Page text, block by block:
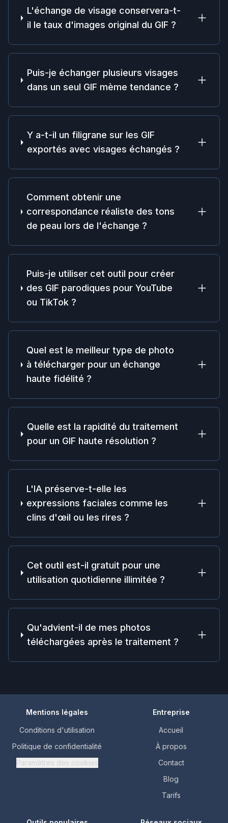
L'échange de visage conservera-t-
il le taux d'images original du GIF ?
Puis-je échanger plusieurs visages
dans un seul GIF mème tendance ?
Y a-t-il un filigrane sur les GIF
exportés avec visages échangés ?
Comment obtenir une
correspondance réaliste des tons
de peau lors de l'échange ?
Puis-je utiliser cet outil pour créer
des GIF parodiques pour YouTube
ou TikTok ?
Quel est le meilleur type de photo
à télécharger pour un échange
haute fidélité ?
Quelle est la rapidité du traitement
pour un GIF haute résolution ?
L'IA préserve-t-elle les
expressions faciales comme les
clins d'œil ou les rires ?
Cet outil est-il gratuit pour une
utilisation quotidienne illimitée ?
Qu'advient-il de mes photos
téléchargées après le traitement ?
Mentions légales
Conditions d'utilisation
Politique de confidentialité
Paramètres des cookies
Entreprise
Accueil
À propos
Contact
Blog
Tarifs